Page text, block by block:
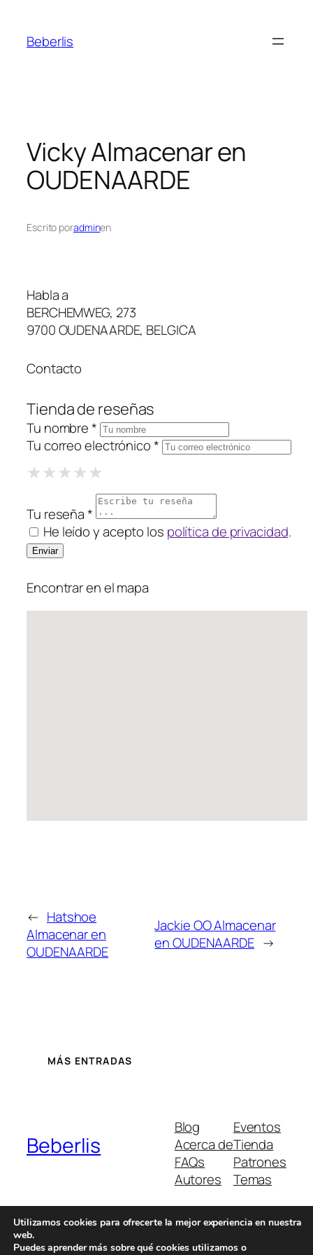
Beberlis
VickyAlmacenar en
OUDENAARDE
Escrito poradminen
Habla a
BERCHEMWEG, 273
9700 OUDENAARDE, BELGICA
Contacto
Tienda de reseñas
Tu nombre *
Tu correo electrónico *
★1 Star
★★2 Stars
★★★3 Stars
★★★★4 Stars
★★★★★
Tu reseña *
He leído y acepto los política de privacidad.
Encontrar en el mapa
← Hatshoe
Almacenar en
OUDENAARDE
Jackie OOAlmacenar
en OUDENAARDE →
MÁS ENTRADAS
Beberlis
Blog
Acerca de
FAQs
Autores
Eventos
Tienda
Patrones
Temas
Twenty Twenty-Five Diseñado con WordPress
Utilizamos cookies para ofrecerte la mejor experiencia en nuestra
web.
Puedes aprender más sobre qué cookies utilizamos o